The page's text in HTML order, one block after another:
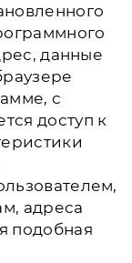
данные
с
доступ к
адреса
подобная